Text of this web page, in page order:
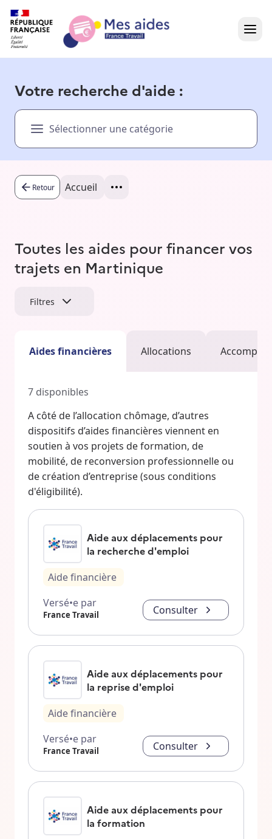
Présentation vidéo
Besoin d'aide ?
Votre recherche d'aide :
Sélectionner une catégorie
Retour Accueil
Toutes les aides pour financer vos
trajets en Martinique
Filtres
Aides financières Allocations
7 disponibles
A côté de l’allocation chômage, d’autres
dispositifs d’aides financières viennent en
soutien à vos projets de formation, de
mobilité, de reconversion professionnelle ou
de création d’entreprise (sous conditions
d'éligibilité).
Aide aux déplacements pour
la recherche d'emploi
Aide financière
Versé•e par
France Travail Consulter
Aide aux déplacements pour
la reprise d'emploi
Aide financière
Versé•e par
France Travail Consulter
Aide aux déplacements pour
la formation